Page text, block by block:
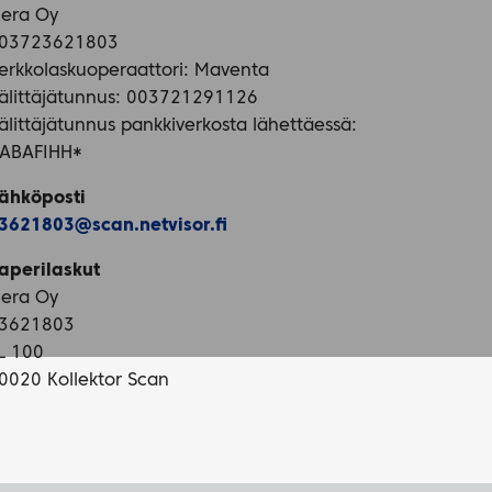
Oy
Maventa
003721291126
pankkiverkosta lähettäessä:
Oy
100
Kollektor Scan